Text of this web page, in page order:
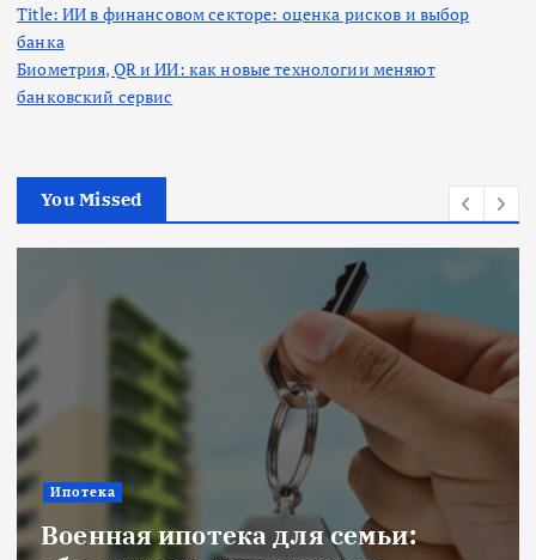
Title: ИИ в финансовом секторе: оценка рисков и выбор
банка
Биометрия, QR и ИИ: как новые технологии меняют
банковский сервис
You Missed
Ипотека
Военная ипотека для семьи: